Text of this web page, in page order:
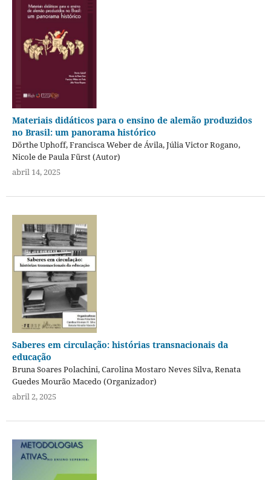
Materiais didáticos para o ensino de alemão produzidos
no Brasil: um panorama histórico
Dörthe Uphoff, Francisca Weber de Ávila, Júlia Victor Rogano,
Nicole de Paula Fürst (Autor)
abril 14, 2025
Saberes em circulação: histórias transnacionais da
educação
Bruna Soares Polachini, Carolina Mostaro Neves Silva, Renata
Guedes Mourão Macedo (Organizador)
abril 2, 2025